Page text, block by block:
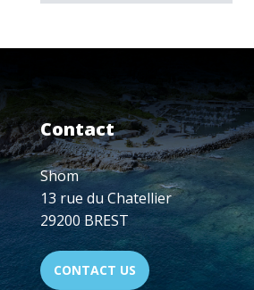
Contact
Shom
13 rue du Chatellier
29200 BREST
CONTACT US